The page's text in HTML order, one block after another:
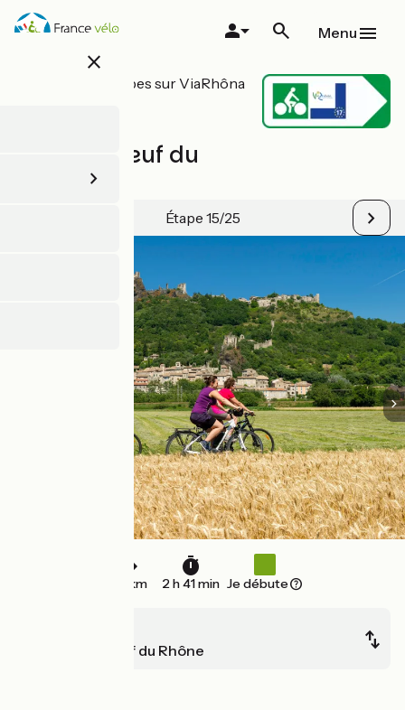
Aller
au
close
Menu
Toutes les étapes sur ViaRhôna
Chateauneuf du
Étape 15/25
40 km 2 h 41 min Je débute
Chateauneuf du Rhône